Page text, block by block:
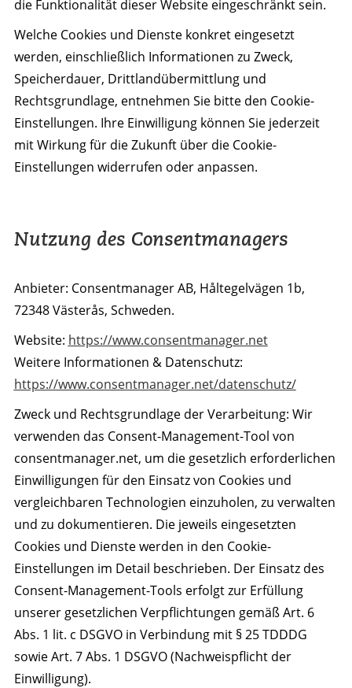
die Funktionalität dieser Website eingeschränkt sein.
Welche Cookies und Dienste konkret eingesetzt
werden, einschließlich Informationen zu Zweck,
Speicherdauer, Drittlandübermittlung und
Rechtsgrundlage, entnehmen Sie bitte den Cookie-
Einstellungen. Ihre Einwilligung können Sie jederzeit
mit Wirkung für die Zukunft über die Cookie-
Einstellungen widerrufen oder anpassen.
Nutzung des Consentmanagers
Anbieter: Consentmanager AB, Håltegelvägen 1b,
72348 Västerås, Schweden.
Website: https://www.consentmanager.net
Weitere Informationen & Datenschutz:
https://www.consentmanager.net/datenschutz/
Zweck und Rechtsgrundlage der Verarbeitung: Wir
verwenden das Consent-Management-Tool von
consentmanager.net, um die gesetzlich erforderlichen
Einwilligungen für den Einsatz von Cookies und
vergleichbaren Technologien einzuholen, zu verwalten
und zu dokumentieren. Die jeweils eingesetzten
Cookies und Dienste werden in den Cookie-
Einstellungen im Detail beschrieben. Der Einsatz des
Consent-Management-Tools erfolgt zur Erfüllung
unserer gesetzlichen Verpflichtungen gemäß Art. 6
Abs. 1 lit. c DSGVO in Verbindung mit § 25 TDDDG
sowie Art. 7 Abs. 1 DSGVO (Nachweispflicht der
Einwilligung).